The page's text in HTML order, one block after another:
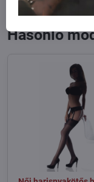
Facebook
Hasonló